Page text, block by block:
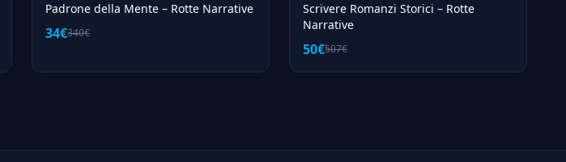
Padrone della Mente – Rotte Narrative
34€340€
Scrivere Romanzi Storici – Rotte
Narrative
50€507€